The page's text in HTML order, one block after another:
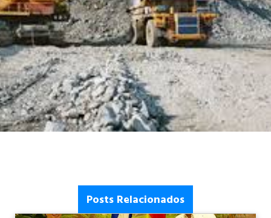
Posts Relacionados